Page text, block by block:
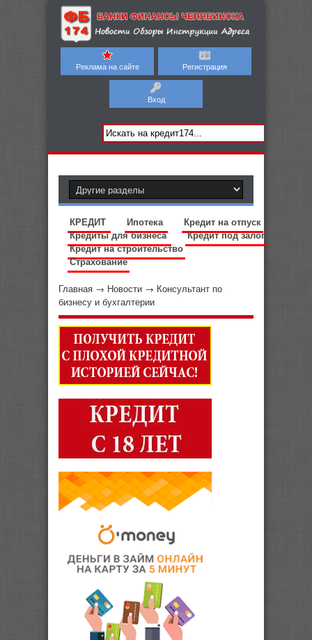
Реклама на сайте Регистрация
Вход
КРЕДИТ Ипотека
Кредит на отпуск
Кредиты для бизнеса
Кредит под залог
Кредит на строительство
Страхование
Главная → Новости → Консультант по
бизнесу и бухгалтерии